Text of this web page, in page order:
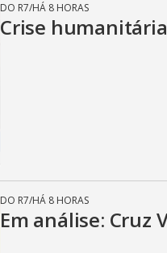
DO R7/HÁ 8 HORAS
Crise
DO R7/HÁ 8 HORAS
Em análise: Cruz